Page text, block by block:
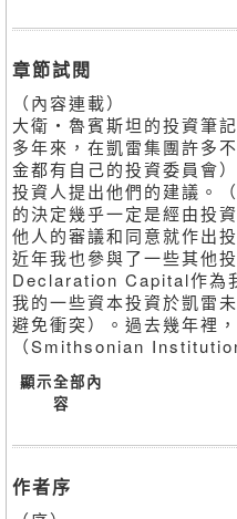
章節試閱
（內容連載）
大衛・魯賓斯坦的投資筆記
多年來，在凱雷集團許多
金都有自己的投資委員會
投資人提出他們的建議。
的決定幾乎一定是經由投
他人的審議和同意就作出
近年我也參與了一些其他
Declaration Capital作為
我的一些資本投資於凱雷
避免衝突）。過去幾年裡
（Smithsonian
顯示全部內
容
作者序